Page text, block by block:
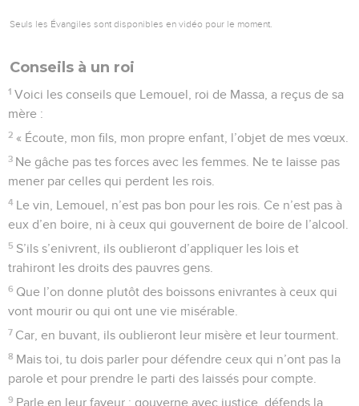
Seuls les Évangiles sont disponibles en vidéo pour le moment.
Conseils à un roi
1 Voici les conseils que Lemouel, roi de Massa, a reçus de sa
mère :
2 « Écoute, mon fils, mon propre enfant, l’objet de mes vœux.
3 Ne gâche pas tes forces avec les femmes. Ne te laisse pas
mener par celles qui perdent les rois.
4 Le vin, Lemouel, n’est pas bon pour les rois. Ce n’est pas à
eux d’en boire, ni à ceux qui gouvernent de boire de l’alcool.
5 S’ils s’enivrent, ils oublieront d’appliquer les lois et
trahiront les droits des pauvres gens.
6 Que l’on donne plutôt des boissons enivrantes à ceux qui
vont mourir ou qui ont une vie misérable.
7 Car, en buvant, ils oublieront leur misère et leur tourment.
8 Mais toi, tu dois parler pour défendre ceux qui n’ont pas la
parole et pour prendre le parti des laissés pour compte.
9 Parle en leur faveur : gouverne avec justice, défends la